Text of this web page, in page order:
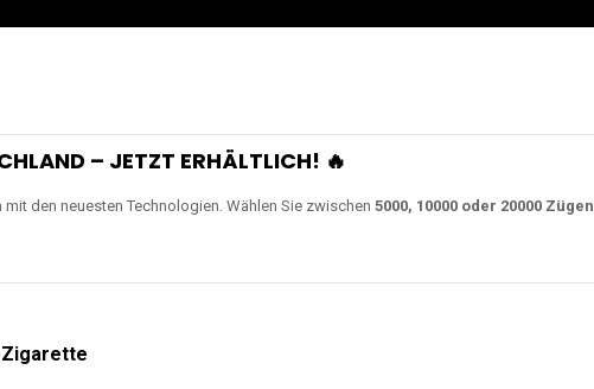
– JETZT ERHÄLTLICH! 🔥
mit den neuesten Technologien. Wählen Sie zwischen 5000, 10000 oder 20000 Zügen
Zigarette